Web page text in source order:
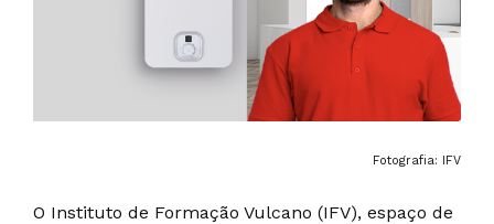
Fotografia: IFV
O Instituto de Formação Vulcano (IFV), espaço de